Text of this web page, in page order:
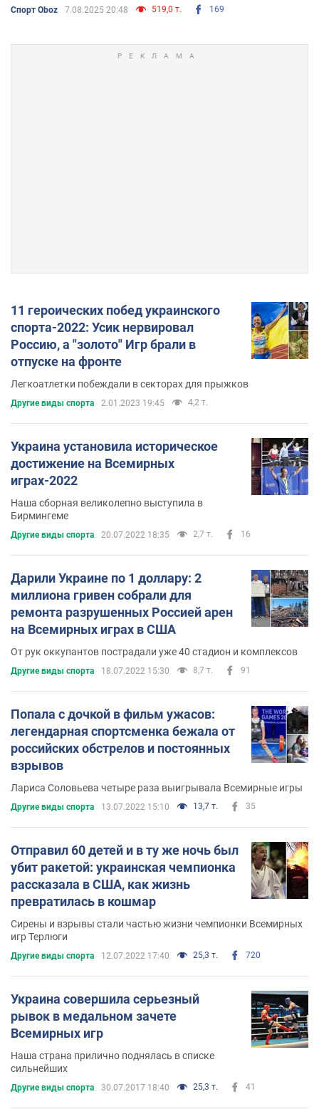
Спорт Oboz 7.08.2025 20:48 519,0 т. 169
11 героических побед украинского
спорта-2022: Усик нервировал
Россию, а "золото" Игр брали в
отпуске на фронте
Легкоатлетки побеждали в секторах для прыжков
Другие виды спорта 2.01.2023 19:45 4,2 т.
Украина установила историческое
достижение на Всемирных
играх-2022
Наша сборная великолепно выступила в
Бирмингеме
Другие виды спорта 20.07.2022 18:35 2,7 т. 16
Дарили Украине по 1 доллару: 2
миллиона гривен собрали для
ремонта разрушенных Россией арен
на Всемирных играх в США
От рук оккупантов пострадали уже 40 стадион и комплексов
Другие виды спорта 18.07.2022 15:30 8,7 т. 91
Попала с дочкой в фильм ужасов:
легендарная спортсменка бежала от
российских обстрелов и постоянных
взрывов
Лариса Соловьева четыре раза выигрывала Всемирные игры
Другие виды спорта 13.07.2022 15:10 13,7 т. 35
Отправил 60 детей и в ту же ночь был
убит ракетой: украинская чемпионка
рассказала в США, как жизнь
превратилась в кошмар
Сирены и взрывы стали частью жизни чемпионки Всемирных
игр Терлюги
Другие виды спорта 12.07.2022 17:40 25,3 т. 720
Украина совершила серьезный
рывок в медальном зачете
Всемирных игр
Наша страна прилично поднялась в списке
сильнейших
Другие виды спорта 30.07.2017 18:40 25,3 т. 41